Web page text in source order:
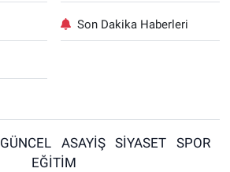
Son Dakika Haberleri
GÜNCEL ASAYİŞ SİYASET
SPOR
EĞİTİM